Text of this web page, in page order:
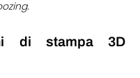
.
di stampa 3D